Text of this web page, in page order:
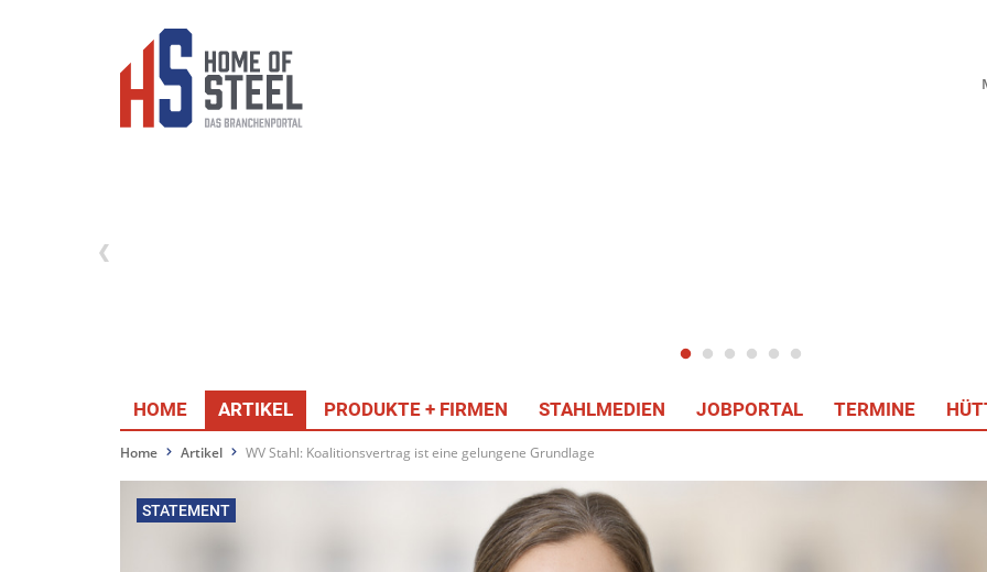
HOME ARTIKEL PRODUKTE + FIRMEN STAHLMEDIEN JOBPORTAL TERMINE
Home Artikel WV Stahl: Koalitionsvertrag ist eine gelungene Grundlage
STATEMENT